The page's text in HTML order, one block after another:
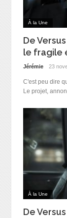
À la Une
De
le fragile
Jérémie 23
C'est peu dire
Le projet,
À la Une
De